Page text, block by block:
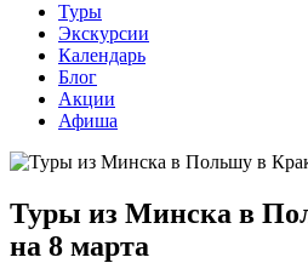
Туры
Экскурсии
Календарь
Блог
Акции
Афиша
Туры из Минска в
на 8 марта